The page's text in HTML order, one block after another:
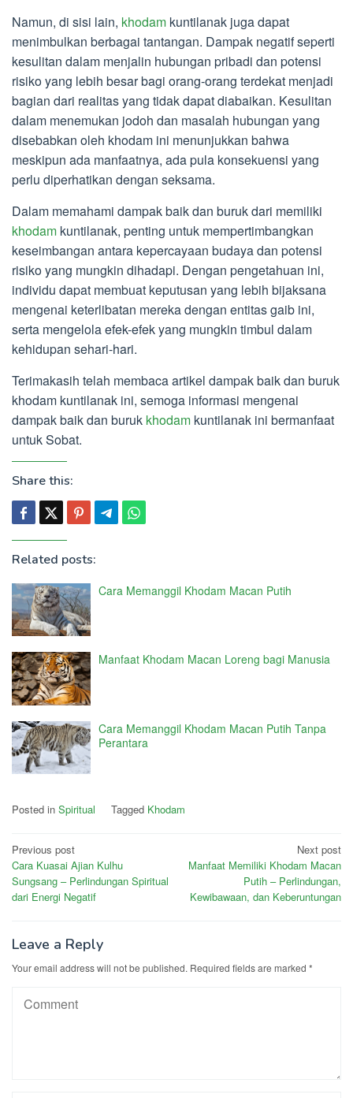
Namun, di sisi lain, khodam kuntilanak juga dapat
menimbulkan berbagai tantangan. Dampak negatif seperti
kesulitan dalam menjalin hubungan pribadi dan potensi
risiko yang lebih besar bagi orang-orang terdekat menjadi
bagian dari realitas yang tidak dapat diabaikan. Kesulitan
dalam menemukan jodoh dan masalah hubungan yang
disebabkan oleh khodam ini menunjukkan bahwa
meskipun ada manfaatnya, ada pula konsekuensi yang
perlu diperhatikan dengan seksama.
Dalam memahami dampak baik dan buruk dari memiliki
khodam kuntilanak, penting untuk mempertimbangkan
keseimbangan antara kepercayaan budaya dan potensi
risiko yang mungkin dihadapi. Dengan pengetahuan ini,
individu dapat membuat keputusan yang lebih bijaksana
mengenai keterlibatan mereka dengan entitas gaib ini,
serta mengelola efek-efek yang mungkin timbul dalam
kehidupan sehari-hari.
Terimakasih telah membaca artikel dampak baik dan buruk
khodam kuntilanak ini, semoga informasi mengenai
dampak baik dan buruk khodam kuntilanak ini bermanfaat
untuk Sobat.
Share this:
Related posts:
Cara Memanggil Khodam Macan Putih
Manfaat Khodam Macan Loreng bagi Manusia
Cara Memanggil Khodam Macan Putih Tanpa
Perantara
Posted in Spiritual Tagged Khodam
Post
navigation
Previous post
Cara Kuasai Ajian Kulhu
Sungsang – Perlindungan Spiritual
dari Energi Negatif
Next post
Manfaat Memiliki Khodam Macan
Putih – Perlindungan,
Kewibawaan, dan Keberuntungan
Leave a Reply
Your email address will not be published. Required fields are marked *